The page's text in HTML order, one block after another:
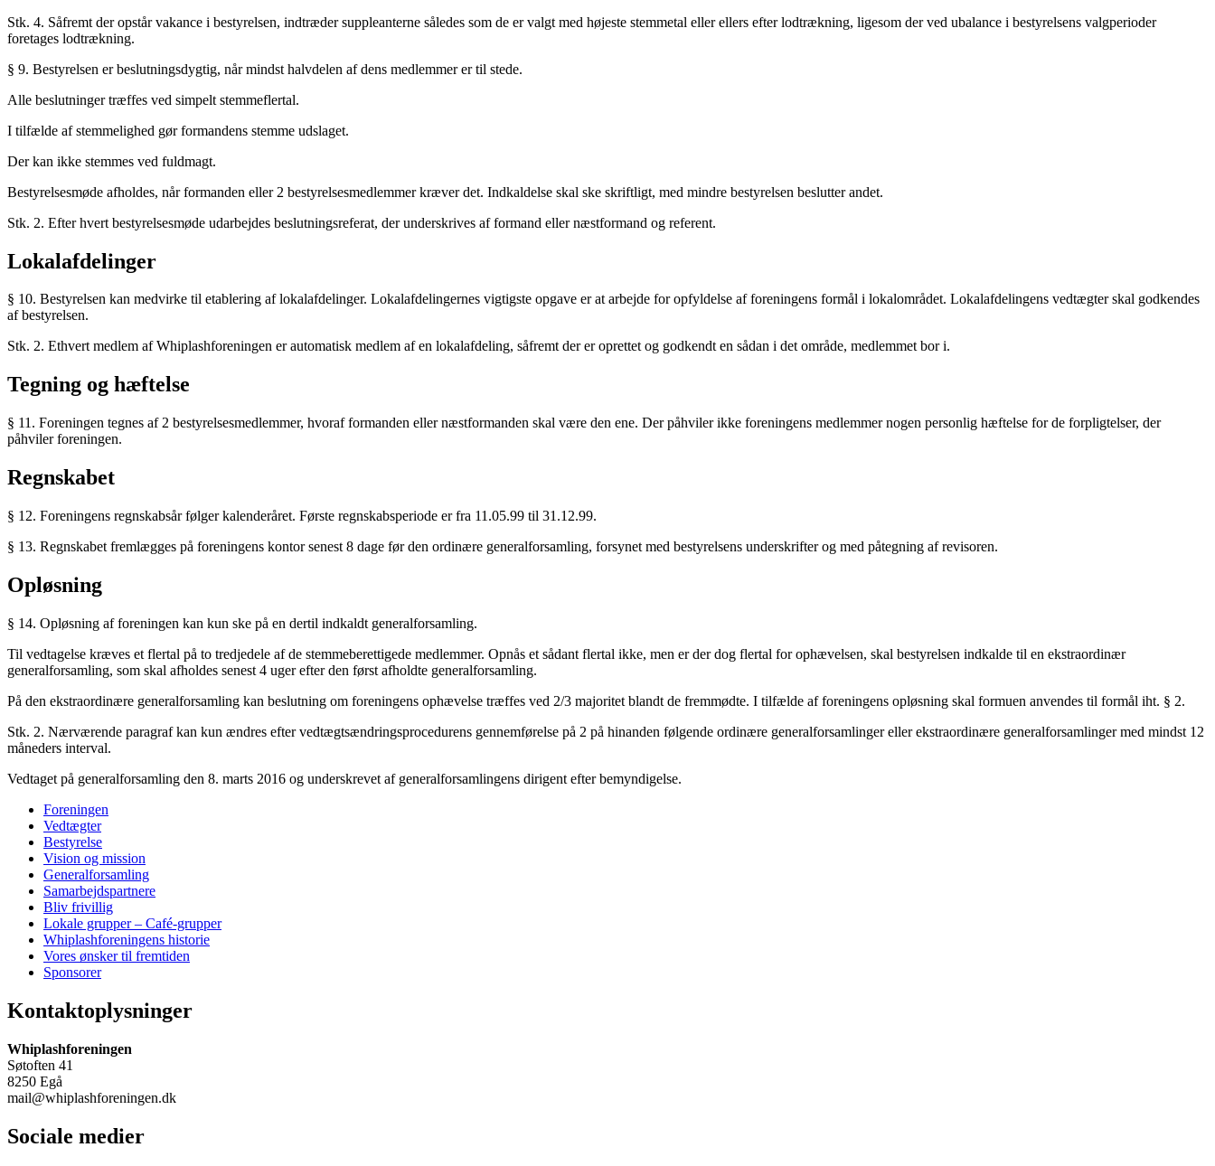
Stk. 4. Såfremt der opstår vakance i bestyrelsen, indtræder suppleanterne således som de er valgt med højeste stemmetal eller ellers efter lodtrækning, ligesom der ved ubalance i bestyrelsens valgperioder
foretages lodtrækning.
§ 9. Bestyrelsen er beslutningsdygtig, når mindst halvdelen af dens medlemmer er til stede.
Alle beslutninger træffes ved simpelt stemmeflertal.
I tilfælde af stemmelighed gør formandens stemme udslaget.
Der kan ikke stemmes ved fuldmagt.
Bestyrelsesmøde afholdes, når formanden eller 2 bestyrelsesmedlemmer kræver det. Indkaldelse skal ske skriftligt, med mindre bestyrelsen beslutter andet.
Stk. 2. Efter hvert bestyrelsesmøde udarbejdes beslutningsreferat, der underskrives af formand eller næstformand og referent.
Lokalafdelinger
§ 10. Bestyrelsen kan medvirke til etablering af lokalafdelinger. Lokalafdelingernes vigtigste opgave er at arbejde for opfyldelse af foreningens formål i lokalområdet. Lokalafdelingens vedtægter skal godkendes
af bestyrelsen.
Stk. 2. Ethvert medlem af Whiplashforeningen er automatisk medlem af en lokalafdeling, såfremt der er oprettet og godkendt en sådan i det område, medlemmet bor i.
Tegning og hæftelse
§ 11. Foreningen tegnes af 2 bestyrelsesmedlemmer, hvoraf formanden eller næstformanden skal være den ene. Der påhviler ikke foreningens medlemmer nogen personlig hæftelse for de forpligtelser, der
påhviler foreningen.
Regnskabet
§ 12. Foreningens regnskabsår følger kalenderåret. Første regnskabsperiode er fra 11.05.99 til 31.12.99.
§ 13. Regnskabet fremlægges på foreningens kontor senest 8 dage før den ordinære generalforsamling, forsynet med bestyrelsens underskrifter og med påtegning af revisoren.
Opløsning
§ 14. Opløsning af foreningen kan kun ske på en dertil indkaldt generalforsamling.
Til vedtagelse kræves et flertal på to tredjedele af de stemmeberettigede medlemmer. Opnås et sådant flertal ikke, men er der dog flertal for ophævelsen, skal bestyrelsen indkalde til en ekstraordinær
generalforsamling, som skal afholdes senest 4 uger efter den først afholdte generalforsamling.
På den ekstraordinære generalforsamling kan beslutning om foreningens ophævelse træffes ved 2/3 majoritet blandt de fremmødte. I tilfælde af foreningens opløsning skal formuen anvendes til formål iht. § 2.
Stk. 2. Nærværende paragraf kan kun ændres efter vedtægtsændringsprocedurens gennemførelse på 2 på hinanden følgende ordinære generalforsamlinger eller ekstraordinære generalforsamlinger med mindst 12
måneders interval.
Vedtaget på generalforsamling den 8. marts 2016 og underskrevet af generalforsamlingens dirigent efter bemyndigelse.
Foreningen
Vedtægter
Bestyrelse
Vision og mission
Generalforsamling
Samarbejdspartnere
Bliv frivillig
Lokale grupper – Café-grupper
Whiplashforeningens historie
Vores ønsker til fremtiden
Sponsorer
Kontaktoplysninger
Whiplashforeningen
Søtoften 41
8250 Egå
mail@whiplashforeningen.dk
Sociale medier